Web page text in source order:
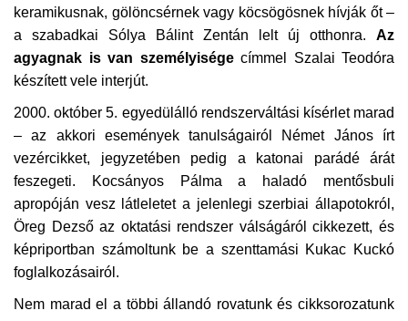
keramikusnak, gölöncsérnek vagy köcsögösnek hívják őt –
a szabadkai Sólya Bálint Zentán lelt új otthonra. Az
agyagnak is van személyiségecímmel Szalai Teodóra
készített vele interjút.
2000. október 5. egyedülálló rendszerváltási kísérlet marad
– az akkori események tanulságairól Német János írt
vezércikket, jegyzetében pedig a katonai parádé árát
feszegeti. Kocsányos Pálma a haladó mentősbuli
apropóján vesz látleletet a jelenlegi szerbiai állapotokról,
Öreg Dezső az oktatási rendszer válságáról cikkezett, és
képriportban számoltunk be a szenttamási Kukac Kuckó
foglalkozásairól.
Nem marad el a többi állandó rovatunk és cikksorozatunk